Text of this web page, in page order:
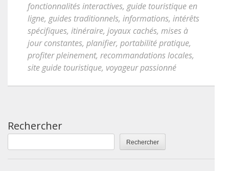
fonctionnalités interactives, guide touristique en
ligne, guides traditionnels, informations, intérêts
spécifiques, itinéraire, joyaux cachés, mises à
jour constantes, planifier, portabilité pratique,
profiter pleinement, recommandations locales,
site guide touristique, voyageur passionné
Rechercher
Rechercher